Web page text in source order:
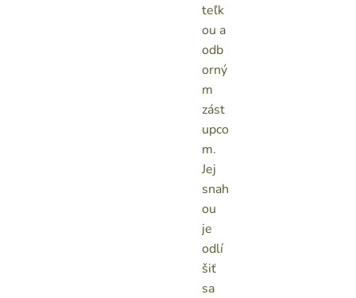
teľk
ou a
odb
orný
m
zást
upco
m.
Jej
snah
ou
je
odlí
šiť
sa